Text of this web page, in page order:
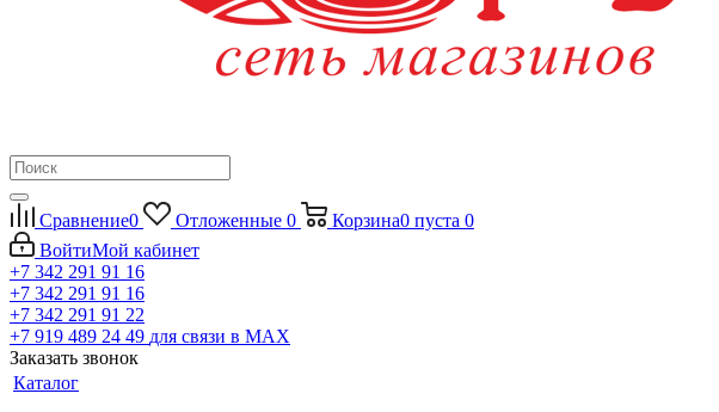
Сравнение0 Отложенные 0 Корзина0 пуста 0
ВойтиМой кабинет
+7 342 291 91 16
+7 342 291 91 16
+7 342 291 91 22
+7 919 489 24 49 для связи в МАХ
Заказать звонок
Каталог